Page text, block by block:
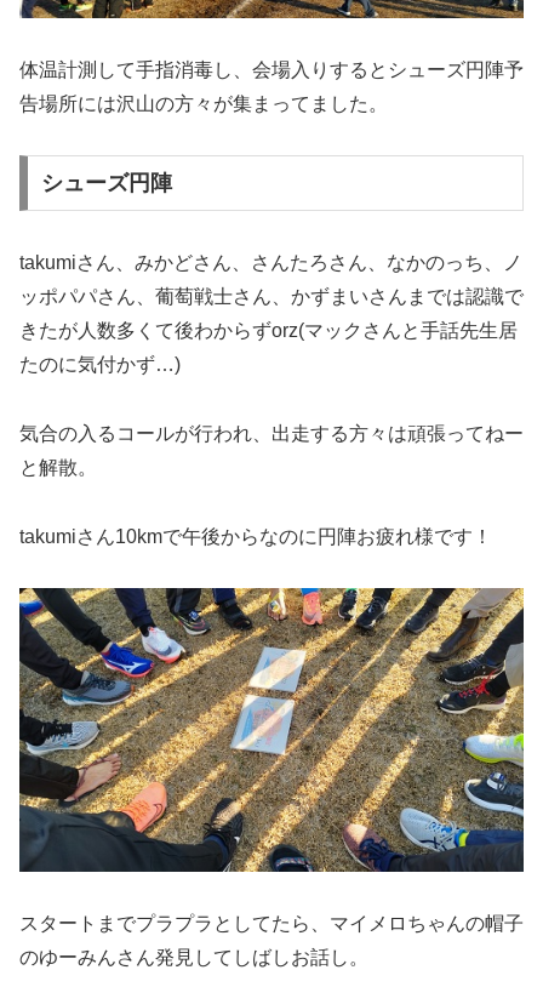
体温計測して手指消毒し、会場入りするとシューズ円陣予
告場所には沢山の方々が集まってました。
シューズ円陣
takumiさん、みかどさん、さんたろさん、なかのっち、ノ
ッポパパさん、葡萄戦士さん、かずまいさんまでは認識で
きたが人数多くて後わからずorz(マックさんと手話先生居
たのに気付かず…)
気合の入るコールが行われ、出走する方々は頑張ってねー
と解散。
takumiさん10kmで午後からなのに円陣お疲れ様です！
スタートまでプラプラとしてたら、マイメロちゃんの帽子
のゆーみんさん発見してしばしお話し。